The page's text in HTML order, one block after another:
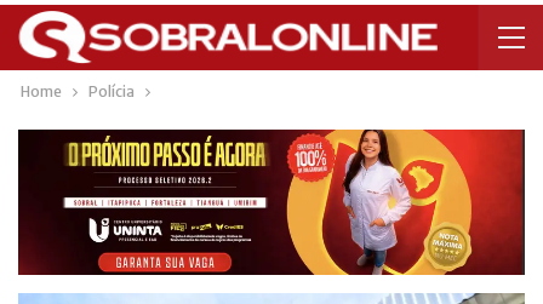
Home Polícia